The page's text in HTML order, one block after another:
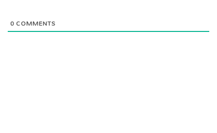
0COMMENTS